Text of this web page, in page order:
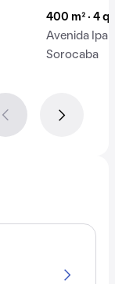
400 m² · 4
Avenida
Sorocaba